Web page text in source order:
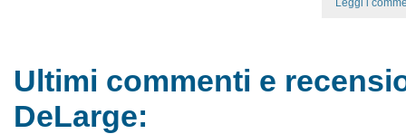
Leggi i
Ultimi commenti e
DeLarge: